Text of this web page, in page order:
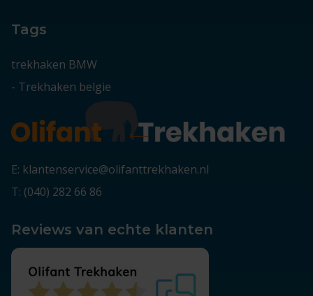
Tags
trekhaken BMW
- Trekhaken belgie
E: klantenservice@olifanttrekhaken.nl
T: (040) 282 66 86
Reviews van echte klanten